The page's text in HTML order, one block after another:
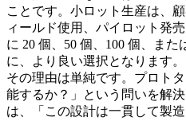
ことです。小ロット生産は、
ィールド使用、パイロット発
に 20 個、50 個、100 個、ま
に、より良い選択となります。
その理由は単純です。プロト
能するか？」という問いを解
は、「この設計は一貫して製